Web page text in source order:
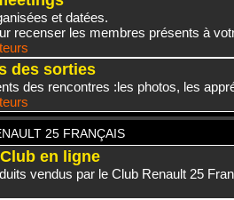
et datées.
recenser les membres présents à
des sorties
des rencontres :les photos, les
25 FRANÇAIS
en ligne
vendus par le Club Renault 25